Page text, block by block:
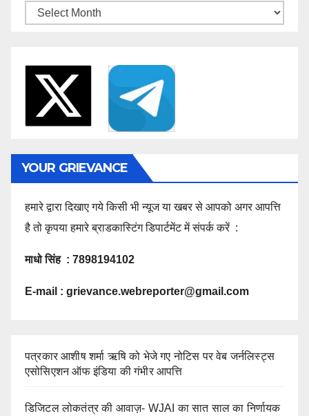
Archives
YOUR GRIEVANCE
हमारे द्वारा दिखाए गये किसी भी न्यूज या खबर से आपको अगर आपत्ति
है तो कृपया हमारे ब्राडकास्टिंग डिपार्टमेंट में संपर्क करें :
माधो सिंह : 7898194102
E-mail : grievance.webreporter@gmail.com
पत्रकार आशीष शर्मा ऋषि को भेजे गए नोटिस पर वेब जर्नलिस्ट्स
एसोसिएशन ऑफ इंडिया की गंभीर आपत्ति
डिजिटल लोकतंत्र की आवाज़- WJAI का सात साल का निर्णायक